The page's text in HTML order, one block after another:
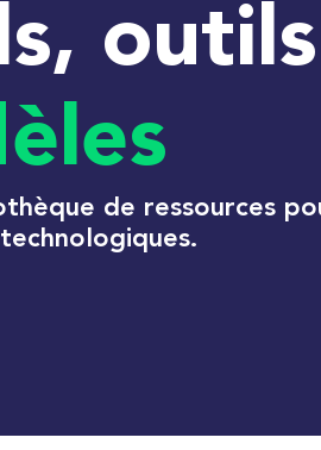
outils
de ressources